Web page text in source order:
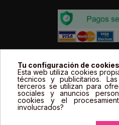
incluyen el IVA. | Todas las
productos son propiedad
sólo se muestran a
Tu configuración de cookies
Esta web utiliza cookies
técnicos y publicitarios.
terceros se utilizan para
sociales y anuncios
cookies y el
involucrados?